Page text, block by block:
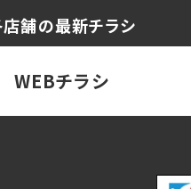
舗の最新チラシ
WEBチラシ